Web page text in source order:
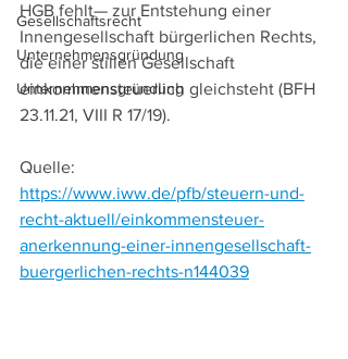
Gesellschaftsrecht
Unternehmensgründung
Unternehmensgründung
HGB fehlt— zur Entstehung einer
Innengesellschaft bürgerlichen Rechts,
die einer stillen Gesellschaft
einkommensteuerlich gleichsteht (BFH
23.11.21, VIII R 17/19).
Quelle:
https://www.iww.de/pfb/steuern-und-
recht-aktuell/einkommensteuer-
anerkennung-einer-innengesellschaft-
buergerlichen-rechts-n144039